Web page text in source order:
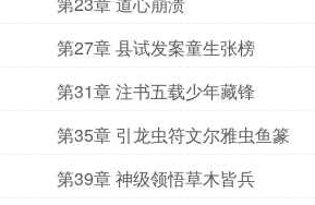
第27章 县试发案童生张榜
第31章 注书五载少年藏锋
第35章 引龙虫符文尔雅虫鱼篆
第39章 神级领悟草木皆兵